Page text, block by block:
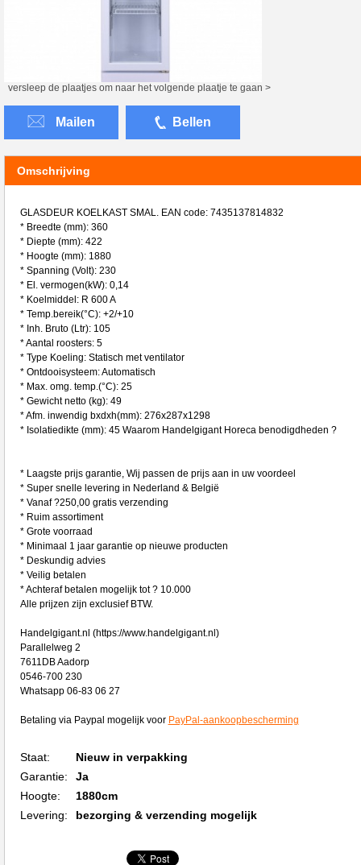
versleep de plaatjes om naar het volgende plaatje te gaan >
Mailen Bellen
Omschrijving
GLASDEUR KOELKAST SMAL. EAN code: 7435137814832
* Breedte (mm): 360
* Diepte (mm): 422
* Hoogte (mm): 1880
* Spanning (Volt): 230
* El. vermogen(kW): 0,14
* Koelmiddel: R 600 A
* Temp.bereik(°C): +2/+10
* Inh. Bruto (Ltr): 105
* Aantal roosters: 5
* Type Koeling: Statisch met ventilator
* Ontdooisysteem: Automatisch
* Max. omg. temp.(°C): 25
* Gewicht netto (kg): 49
* Afm. inwendig bxdxh(mm): 276x287x1298
* Isolatiedikte (mm): 45 Waarom Handelgigant Horeca benodigdheden ?
* Laagste prijs garantie, Wij passen de prijs aan in uw voordeel
* Super snelle levering in Nederland & België
* Vanaf ?250,00 gratis verzending
* Ruim assortiment
* Grote voorraad
* Minimaal 1 jaar garantie op nieuwe producten
* Deskundig advies
* Veilig betalen
* Achteraf betalen mogelijk tot ? 10.000
Alle prijzen zijn exclusief BTW.
Handelgigant.nl (https://www.handelgigant.nl)
Parallelweg 2
7611DB Aadorp
0546-700 230
Whatsapp 06-83 06 27
Betaling via Paypal mogelijk voor PayPal-aankoopbescherming
Staat:
Nieuw in verpakking
Garantie:
Ja
Hoogte:
1880cm
Levering:
bezorging & verzending mogelijk